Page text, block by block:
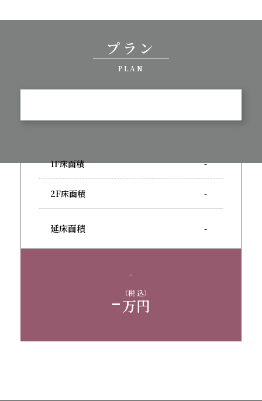
プラン
PLAN
1F床面積 -
2F床面積 -
延床面積 -
-
-万円
（税 込）